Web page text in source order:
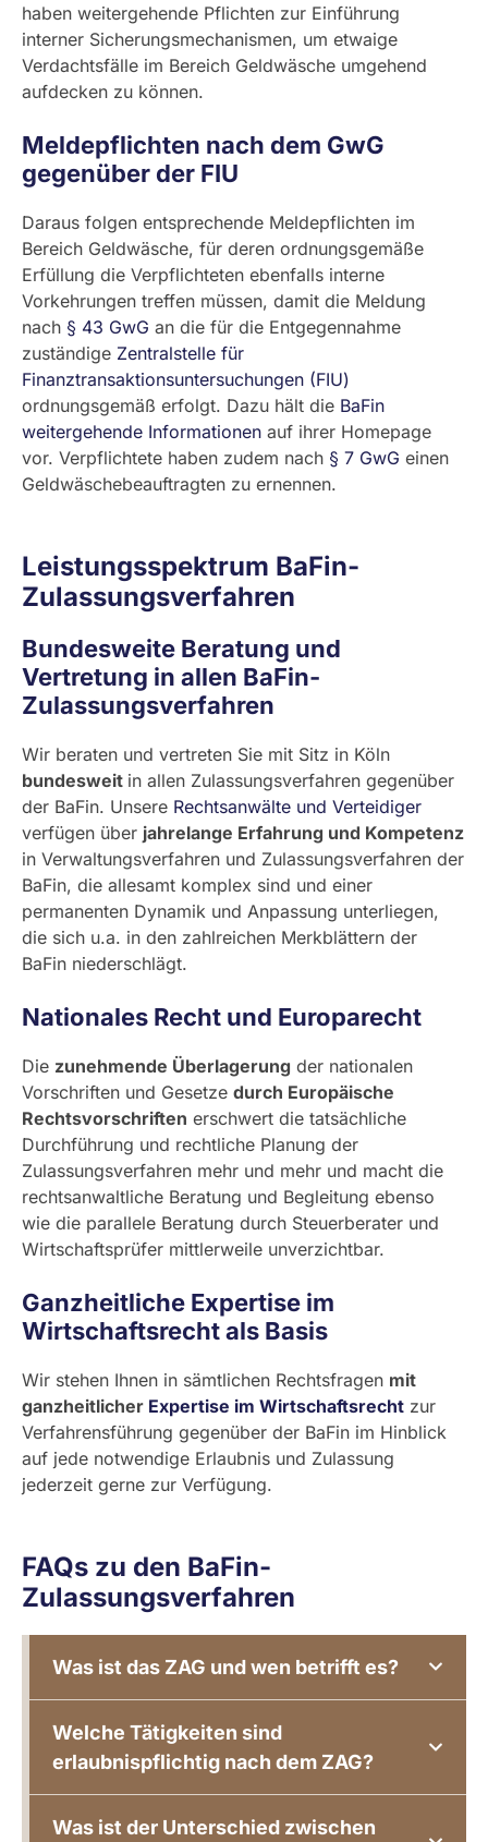
haben weitergehende Pflichten zur Einführung
interner Sicherungsmechanismen, um etwaige
Verdachtsfälle im Bereich Geldwäsche umgehend
aufdecken zu können.
Meldepflichten nach dem GwG
gegenüber der FIU
Daraus folgen entsprechende Meldepflichten im
Bereich Geldwäsche, für deren ordnungsgemäße
Erfüllung die Verpflichteten ebenfalls interne
Vorkehrungen treffen müssen, damit die Meldung
nach § 43 GwG an die für die Entgegennahme
zuständige Zentralstelle für
Finanztransaktionsuntersuchungen (FIU)
ordnungsgemäß erfolgt. Dazu hält die BaFin
weitergehende Informationen auf ihrer Homepage
vor. Verpflichtete haben zudem nach § 7 GwG einen
Geldwäschebeauftragten zu ernennen.
Leistungsspektrum BaFin-
Zulassungsverfahren
Bundesweite Beratung und
Vertretung in allen BaFin-
Zulassungsverfahren
Wir beraten und vertreten Sie mit Sitz in Köln
bundesweit in allen Zulassungsverfahren gegenüber
der BaFin. Unsere Rechtsanwälte und Verteidiger
verfügen über jahrelange Erfahrung und Kompetenz
in Verwaltungsverfahren und Zulassungsverfahren der
BaFin, die allesamt komplex sind und einer
permanenten Dynamik und Anpassung unterliegen,
die sich u.a. in den zahlreichen Merkblättern der
BaFin niederschlägt.
Nationales Recht und Europarecht
Die zunehmende Überlagerung der nationalen
Vorschriften und Gesetze durch Europäische
Rechtsvorschriften erschwert die tatsächliche
Durchführung und rechtliche Planung der
Zulassungsverfahren mehr und mehr und macht die
rechtsanwaltliche Beratung und Begleitung ebenso
wie die parallele Beratung durch Steuerberater und
Wirtschaftsprüfer mittlerweile unverzichtbar.
Ganzheitliche Expertise im
Wirtschaftsrecht als Basis
Wir stehen Ihnen in sämtlichen Rechtsfragen mit
ganzheitlicher Expertise im Wirtschaftsrecht zur
Verfahrensführung gegenüber der BaFin im Hinblick
auf jede notwendige Erlaubnis und Zulassung
jederzeit gerne zur Verfügung.
FAQs zu den BaFin-
Zulassungsverfahren
Was ist das ZAG und wen betrifft es?
Welche Tätigkeiten sind
erlaubnispflichtig nach dem ZAG?
Was ist der Unterschied zwischen